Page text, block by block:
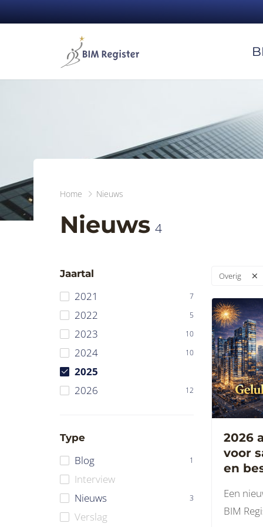
Home Nieuws
Nieuws 4
Jaartal
2021 7
2022 5
2023 10
2024 10
2025
2026
12
Type
Blog 1
Interview
Nieuws
3
Verslag
Overig
2026
voor
en
Een
BIM